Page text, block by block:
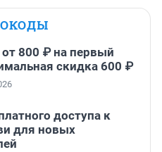
800 ₽ на первый
скидка 600 ₽
доступа к
для новых